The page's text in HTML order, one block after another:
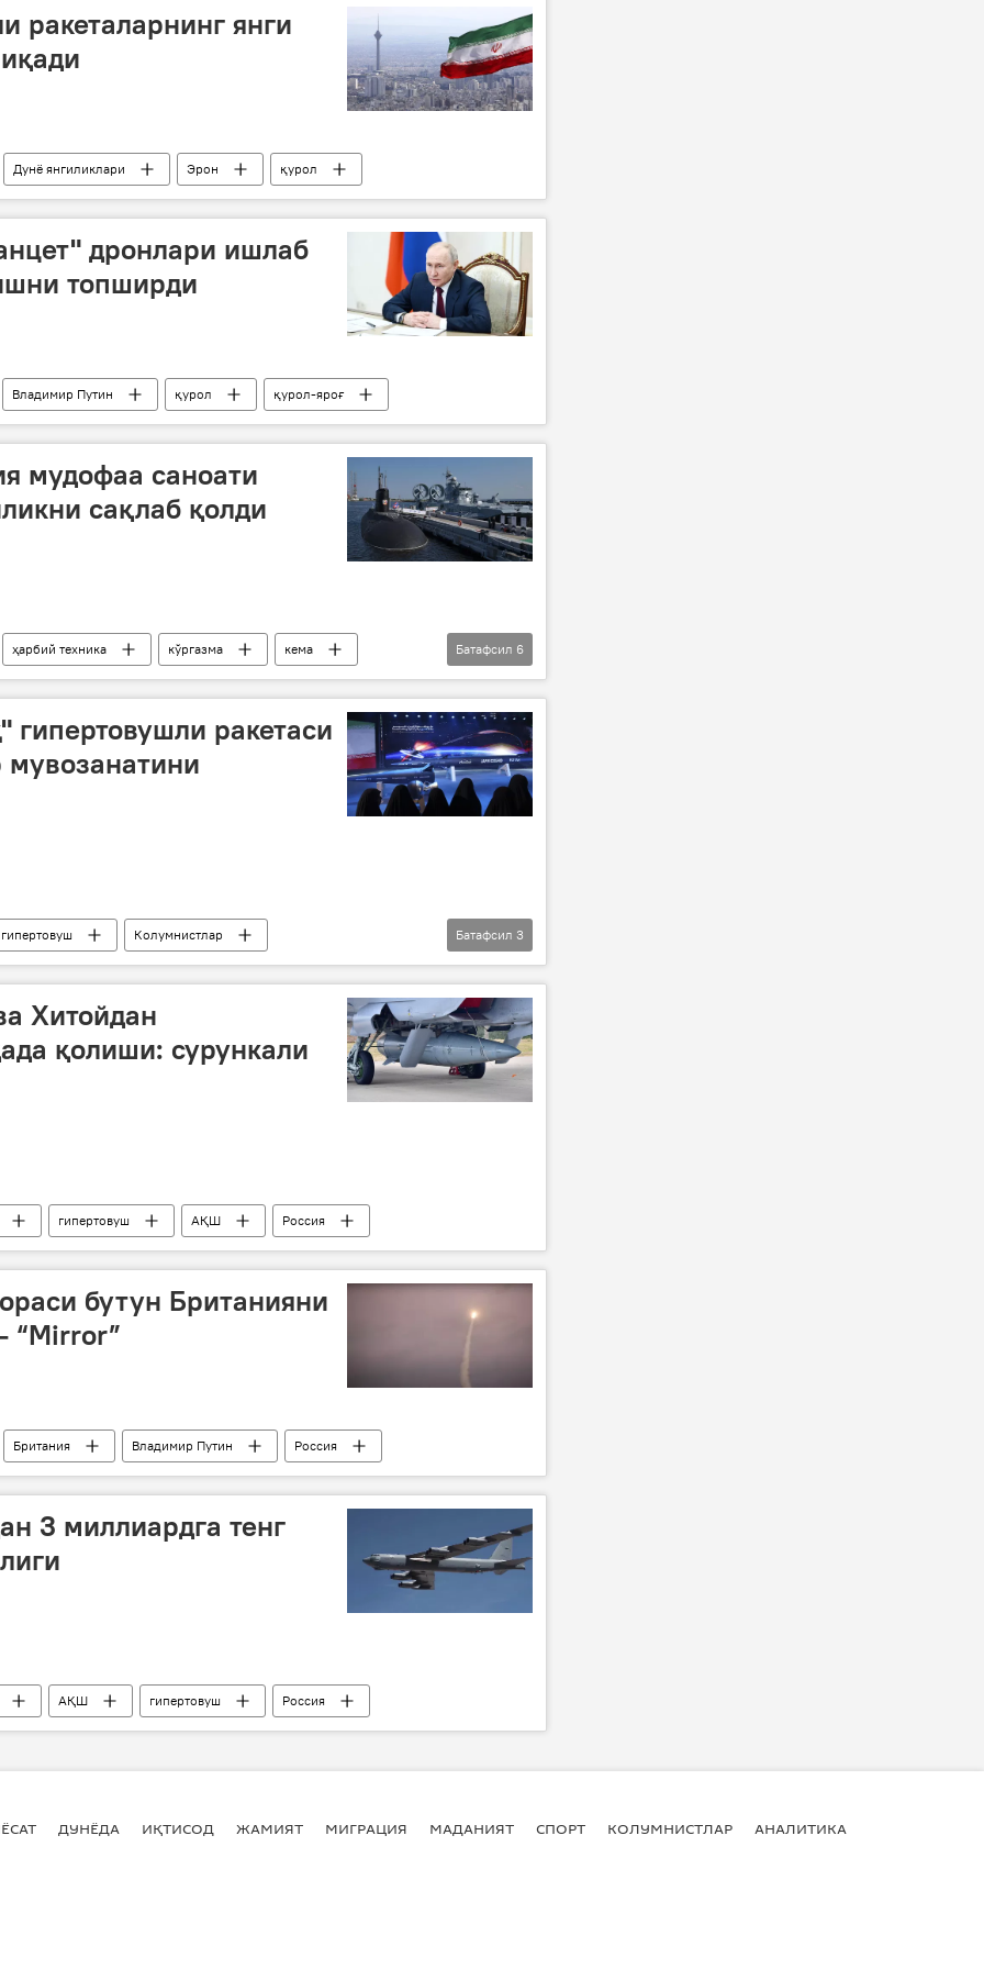
ракеталарнинг янги
Дунё янгиликлари Эрон қурол
дронлари ишлаб
топширди
Владимир Путин қурол қурол-яроғ
мудофаа саноати
сақлаб қолди
ҳарбий техника кўргазма
кема
флоти кўргазма
қурол
Батафсил 6
гипертовушли ракетаси
мувозанатини
гипертовуш
Колумнистлар
АҚШ Исроил
Батафсил 3
Хитойдан
қолиши: сурункали
гипертовуш АҚШ Россия
бутун Британияни
“Mirror”
Британия Владимир Путин Россия
3 миллиардга тенг
АҚШ гипертовуш Россия
ДУНЁДА ИҚТИСОД ЖАМИЯТ МИГРАЦИЯ МАДАНИЯТ СПОРТ КОЛУМНИСТЛАР АНАЛИТИКА